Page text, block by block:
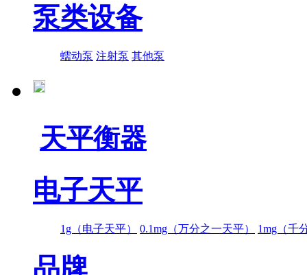
泵类设备
蠕动泵 注射泵 其他泵
天平衡器
电子天平
1g（电子天平） 0.1mg（万分之一天平） 1mg（千
品牌